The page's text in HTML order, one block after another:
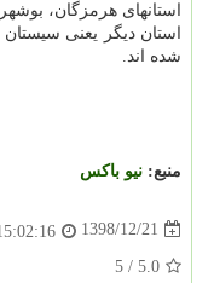
استانهای هرمزگان،
استان دیگر یعنی
شده اند.
منبع: نیو باكس
1398/12/21
5.0
/
5